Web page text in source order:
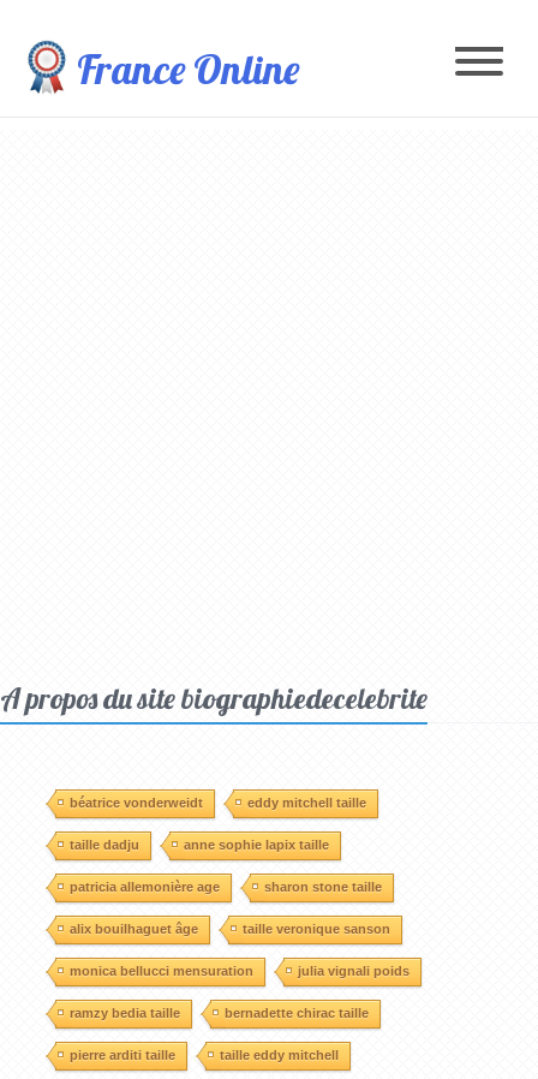
France Online
A propos du site biographiedecelebrite
béatrice vonderweidt eddy mitchell taille
taille dadju anne sophie lapix taille
patricia allemonière age sharon stone taille
alix bouilhaguet âge taille veronique sanson
monica bellucci mensuration julia vignali poids
ramzy bedia taille bernadette chirac taille
pierre arditi taille taille eddy mitchell